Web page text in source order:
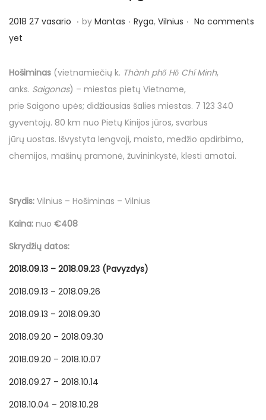
n
P
o
t
e
d
o
n
2018 27 vasario 2
8
2
7
v
a
s
i
o
. by Mantas . P
t
e
d
i
n
Ryga, Vilnius . No comments
yet
Hošiminas (vietnamiečių k. Thành phố Hồ Chí Minh,
anks. Saigonas) – miestas pietų Vietname,
prie Saigono upės; didžiausias šalies miestas. 7 123 340
gyventojų. 80 km nuo Pietų Kinijos jūros, svarbus
jūrų uostas. Išvystyta lengvoji, maisto, medžio apdirbimo,
chemijos, mašinų pramonė, žuvininkystė, klesti amatai.
Srydis: Vilnius – Hošiminas – Vilnius
Kaina: nuo €408
Skrydžių datos:
2018.09.13 – 2018.09.23 (Pavyzdys)
2018.09.13 – 2018.09.26
2018.09.13 – 2018.09.30
2018.09.20 – 2018.09.30
2018.09.20 – 2018.10.07
2018.09.27 – 2018.10.14
2018.10.04 – 2018.10.28